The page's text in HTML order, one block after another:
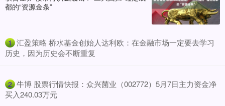
都的“资源金条”
1 ​汇盈策略 桥水基金创始人达利欧：在金融市场一定要去学习
历史，因为历史会不断重复
2 ​牛博 股票行情快报：众兴菌业（002772）5月7日主力资金净
买入240.03万元